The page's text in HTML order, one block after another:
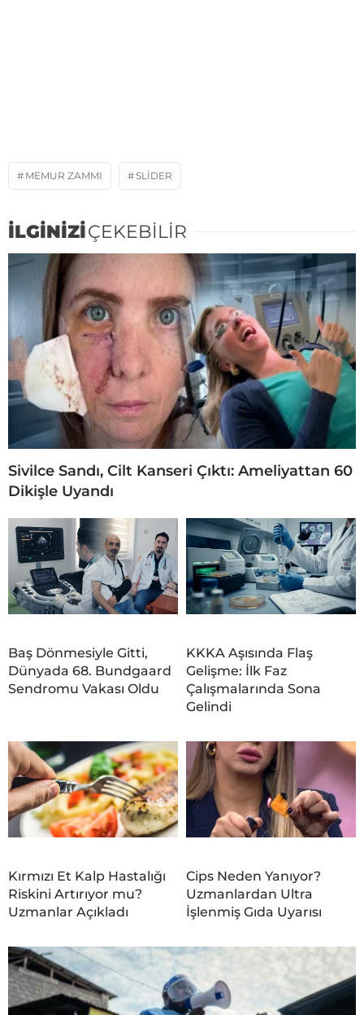
MEMUR ZAMMI SLIDER
İLGİNİZİÇEKEBİLİR
Sivilce Sandı, Cilt Kanseri Çıktı: Ameliyattan 60
Dikişle Uyandı
Baş Dönmesiyle Gitti,
Dünyada 68. Bundgaard
Sendromu Vakası Oldu
KKKA Aşısında Flaş
Gelişme: İlk Faz
Çalışmalarında Sona
Gelindi
Kırmızı Et Kalp Hastalığı
Riskini Artırıyor mu?
Uzmanlar Açıkladı
Cips Neden Yanıyor?
Uzmanlardan Ultra
İşlenmiş Gıda Uyarısı